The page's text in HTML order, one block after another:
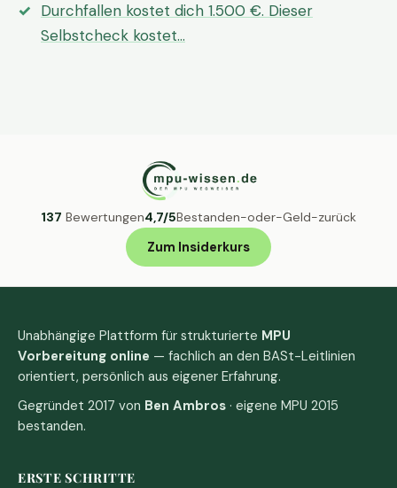
Durchfallen kostet dich 1.500 €. Dieser
Selbstcheck kostet…
137 Bewertungen4,7/5Bestanden-oder-Geld-zurück
Zum Insiderkurs
Unabhängige Plattform für strukturierte MPU
Vorbereitung online — fachlich an den BASt-Leitlinien
orientiert, persönlich aus eigener Erfahrung.
Gegründet 2017 von Ben Ambros · eigene MPU 2015
bestanden.
ERSTE SCHRITTE